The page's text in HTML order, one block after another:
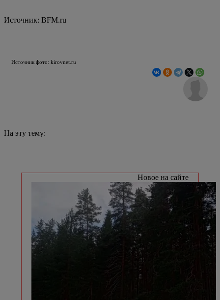
Источник: BFM.ru
Источник фото: kirovnet.ru
На эту тему:
Новое на сайте